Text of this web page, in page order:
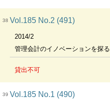
38 Vol.185 No.2 (491)
2014/2
管理会計のイノベーションを探る
貸出不可
39 Vol.185 No.1 (490)